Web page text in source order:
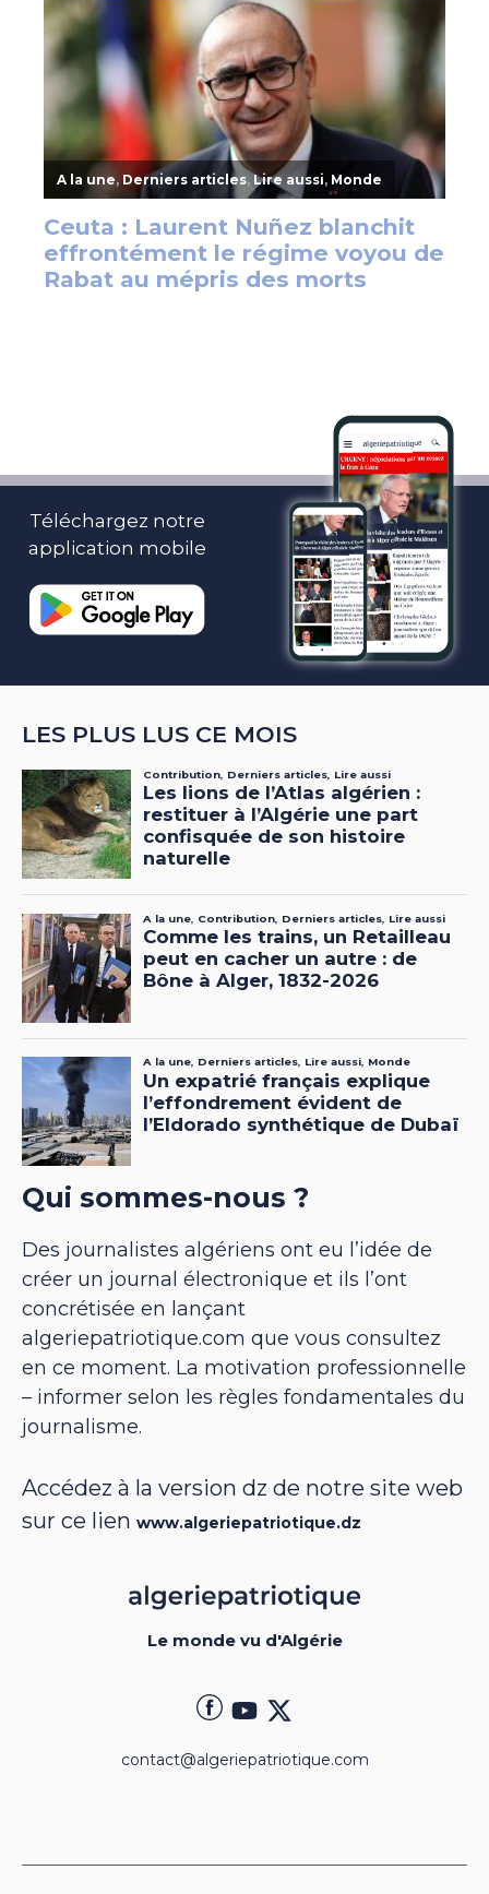
Téléchargez notre
application mobile
LES PLUS LUS CE MOIS
Qui sommes-nous ?
Des journalistes algériens ont eu l’idée de
créer un journal électronique et ils l’ont
concrétisée en lançant
algeriepatriotique.com que vous consultez
en ce moment. La motivation professionnelle
– informer selon les règles fondamentales du
journalisme.
Accédez à la version dz de notre site web
sur ce lien www.algeriepatriotique.dz
Le monde vu d'Algérie
contact@algeriepatriotique.com